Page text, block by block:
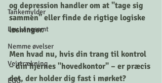
Tankemylder
Lev Langsomt
Nemme øvelser
Vejrtrækning
EGO
og depression handler om at "tage sig
sammen" eller finde de rigtige logiske
løsninger.
Men hvad nu, hvis din trang til kontrol
– din hjernes "hovedkontor" – er præcis
det, der holder dig fast i mørket?